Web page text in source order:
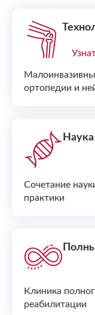
ортопедии и
Наука
Сочетание
практики
Клиника
реабилитации